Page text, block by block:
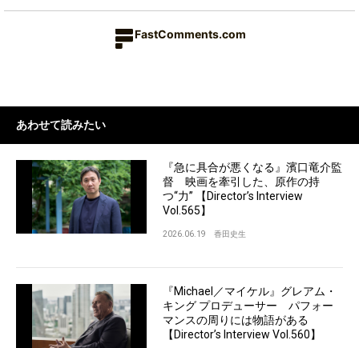
FastComments.com
あわせて読みたい
『急に具合が悪くなる』濱口竜介監
督 映画を牽引した、原作の持
つ“力” 【Director’s Interview
Vol.565】
2026.06.19 香田史生
『Michael／マイケル』グレアム・
キング プロデューサー パフォー
マンスの周りには物語がある
【Director’s Interview Vol.560】